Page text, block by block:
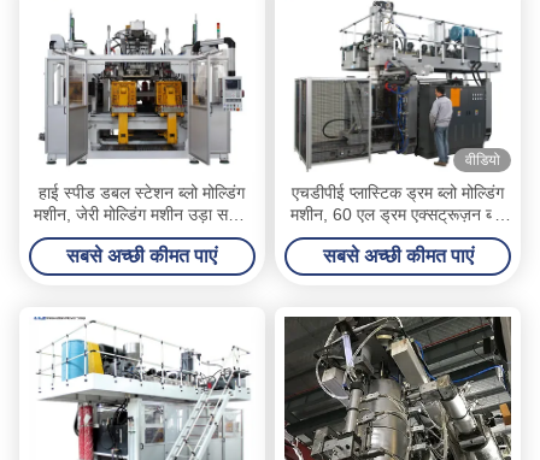
हाई स्पीड डबल स्टेशन ब्लो मोल्डिंग
मशीन, जेरी मोल्डिंग मशीन उड़ा सकते
हैं
सबसे अच्छी कीमत पाएं
वीडियो
एचडीपीई प्लास्टिक ड्रम ब्लो मोल्डिंग
मशीन, 60 एल ड्रम एक्सट्रूज़न ब्लो
मोल्डिंग मशीन
सबसे अच्छी कीमत पाएं